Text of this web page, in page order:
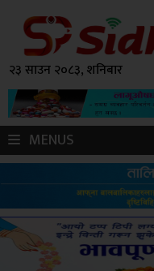
२३ साउन २०८३, शनिबार
MENUS